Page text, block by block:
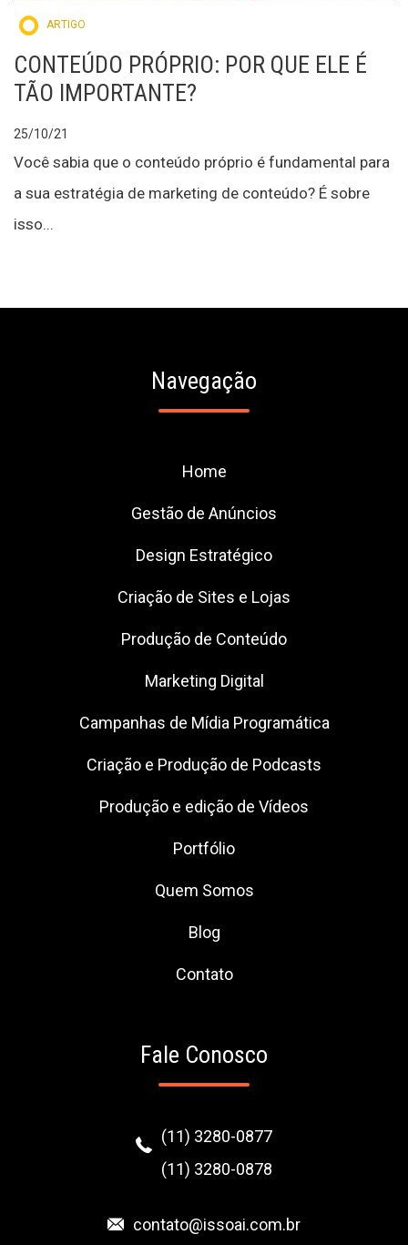
ARTIGO
CONTEÚDO PRÓPRIO: POR QUE ELE É
TÃO IMPORTANTE?
25/10/21
Você sabia que o conteúdo próprio é fundamental para
a sua estratégia de marketing de conteúdo? É sobre
isso...
Navegação
Home
Gestão de Anúncios
Design Estratégico
Criação de Sites e Lojas
Produção de Conteúdo
Marketing Digital
Campanhas de Mídia Programática
Criação e Produção de Podcasts
Produção e edição de Vídeos
Portfólio
Quem Somos
Blog
Contato
Fale Conosco
(11) 3280-0877
(11) 3280-0878
contato@issoai.com.br